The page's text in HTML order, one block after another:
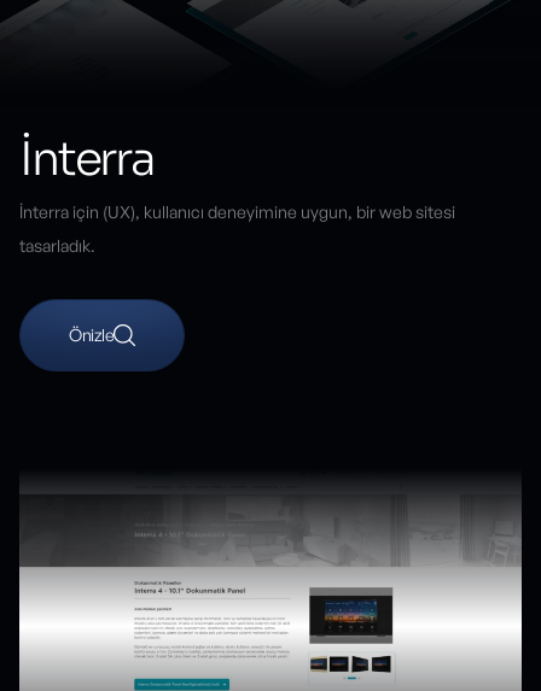
İnterra
İnterra için (UX), kullanıcı deneyimine uygun, bir web sitesi
tasarladık.
Önizle